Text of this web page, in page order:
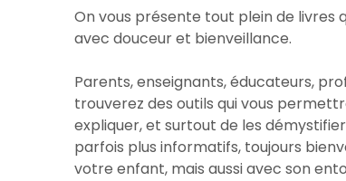
On vous présente tout plein de
avec douceur et bienveillance.
Parents, enseignants, éducateurs,
trouverez des outils qui vous
expliquer, et surtout de les
parfois plus informatifs, toujours
votre enfant, mais aussi avec son